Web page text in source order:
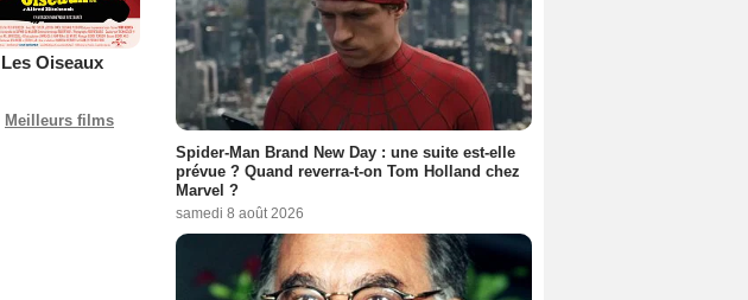
Les Oiseaux
Meilleurs films
Spider-Man Brand New Day : une suite est-elle
prévue ? Quand reverra-t-on Tom Holland chez
Marvel ?
samedi 8 août 2026